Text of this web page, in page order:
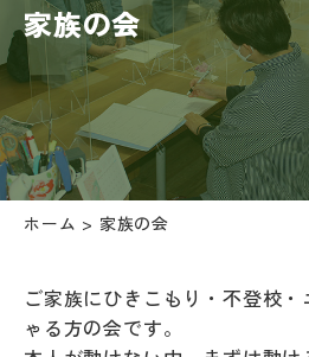
家族の会
ホーム > 家族の会
ご家族にひきこもり・不登校
ゃる方の会です。